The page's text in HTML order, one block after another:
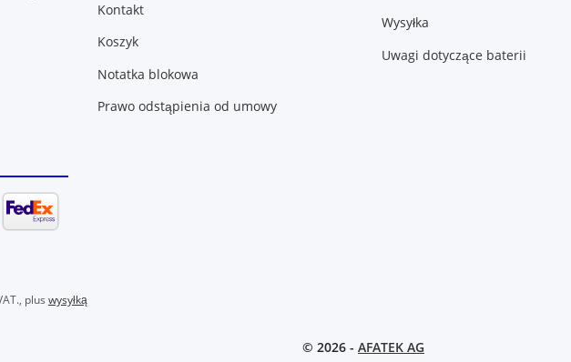
Kontakt
Koszyk
Notatka blokowa
Prawo odstąpienia od umowy
Wysyłka
Uwagi dotyczące baterii
plus wysyłką
© 2026 - AFATEK AG